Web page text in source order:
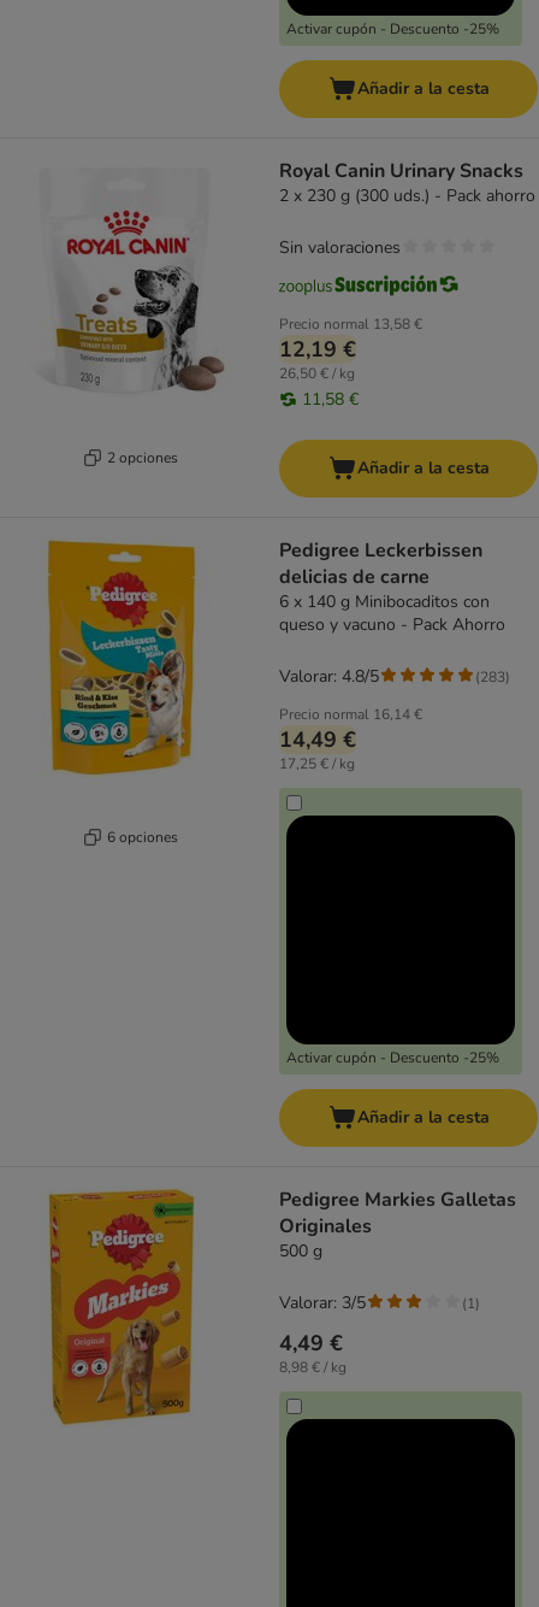
Activar cupón - Descuento -25%
Añadir a la cesta
2 opciones
Royal Canin Urinary Snacks
2 x 230 g (300 uds.) - Pack ahorro
Precio normal 13,58 €
12,19 €
26,50 € / kg
11,58 €
Sin valoraciones
Añadir a la cesta
6 opciones
Pedigree Leckerbissen
delicias de carne
6 x 140 g Minibocaditos con
queso y vacuno - Pack Ahorro
Precio normal 16,14 €
14,49 €
17,25 € / kg
Activar cupón - Descuento -25%
Valorar: 4.8/5 (283)
Añadir a la cesta
Pedigree Markies Galletas
Originales
500 g
4,49 €
8,98 € / kg
Valorar: 3/5 (1)